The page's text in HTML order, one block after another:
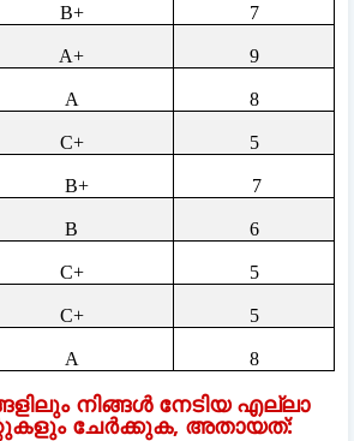
B+ 7
A+ 9
A 8
C+ 5
B+ 7
B 6
C+ 5
C+ 5
A 8
നിങ്ങൾ നേടിയ എല്ലാ
ചേർക്കുക, അതായത്: